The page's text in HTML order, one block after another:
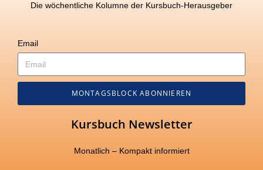
Die wöchentliche Kolumne der Kursbuch-Herausgeber
Email
MONTAGSBLOCK ABONNIEREN
Kursbuch Newsletter
Monatlich – Kompakt informiert